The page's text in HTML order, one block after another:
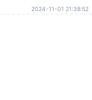
2024-11-01 21:38:52